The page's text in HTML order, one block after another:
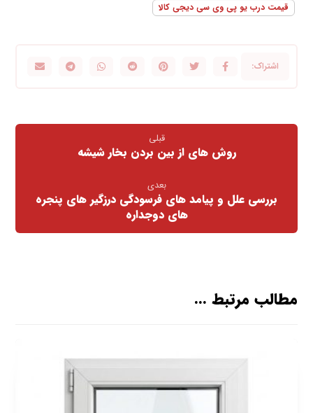
قیمت درب یو پی وی سی دیجی کالا
قبلی
روش های از بین بردن بخار شیشه
بعدی
بررسی علل و پیامد های فرسودگی درزگیر های پنجره
های دوجداره
مطالب مرتبط ...